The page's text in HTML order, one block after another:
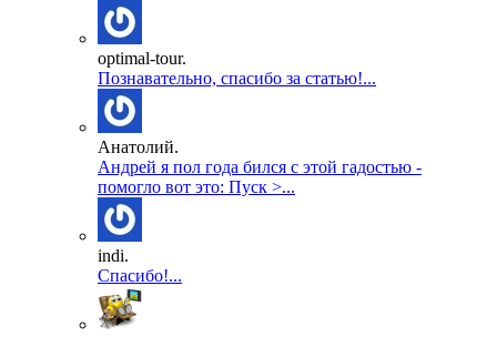
optimal-tour.
Познавательно, спасибо за статью!...
Анатолий.
Андрей я пол года бился с этой гадостью -
помогло вот это: Пуск >...
indi.
Спасибо!...